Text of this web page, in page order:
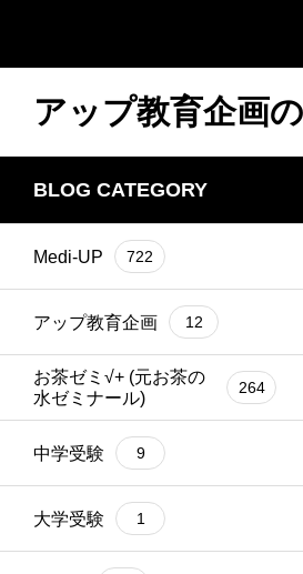
アップ教育企画
BLOG CATEGORY
Medi-UP 722
アップ教育企画 12
お茶ゼミ√+ (元お茶の
水ゼミナール)
264
中学受験 9
大学受験 1